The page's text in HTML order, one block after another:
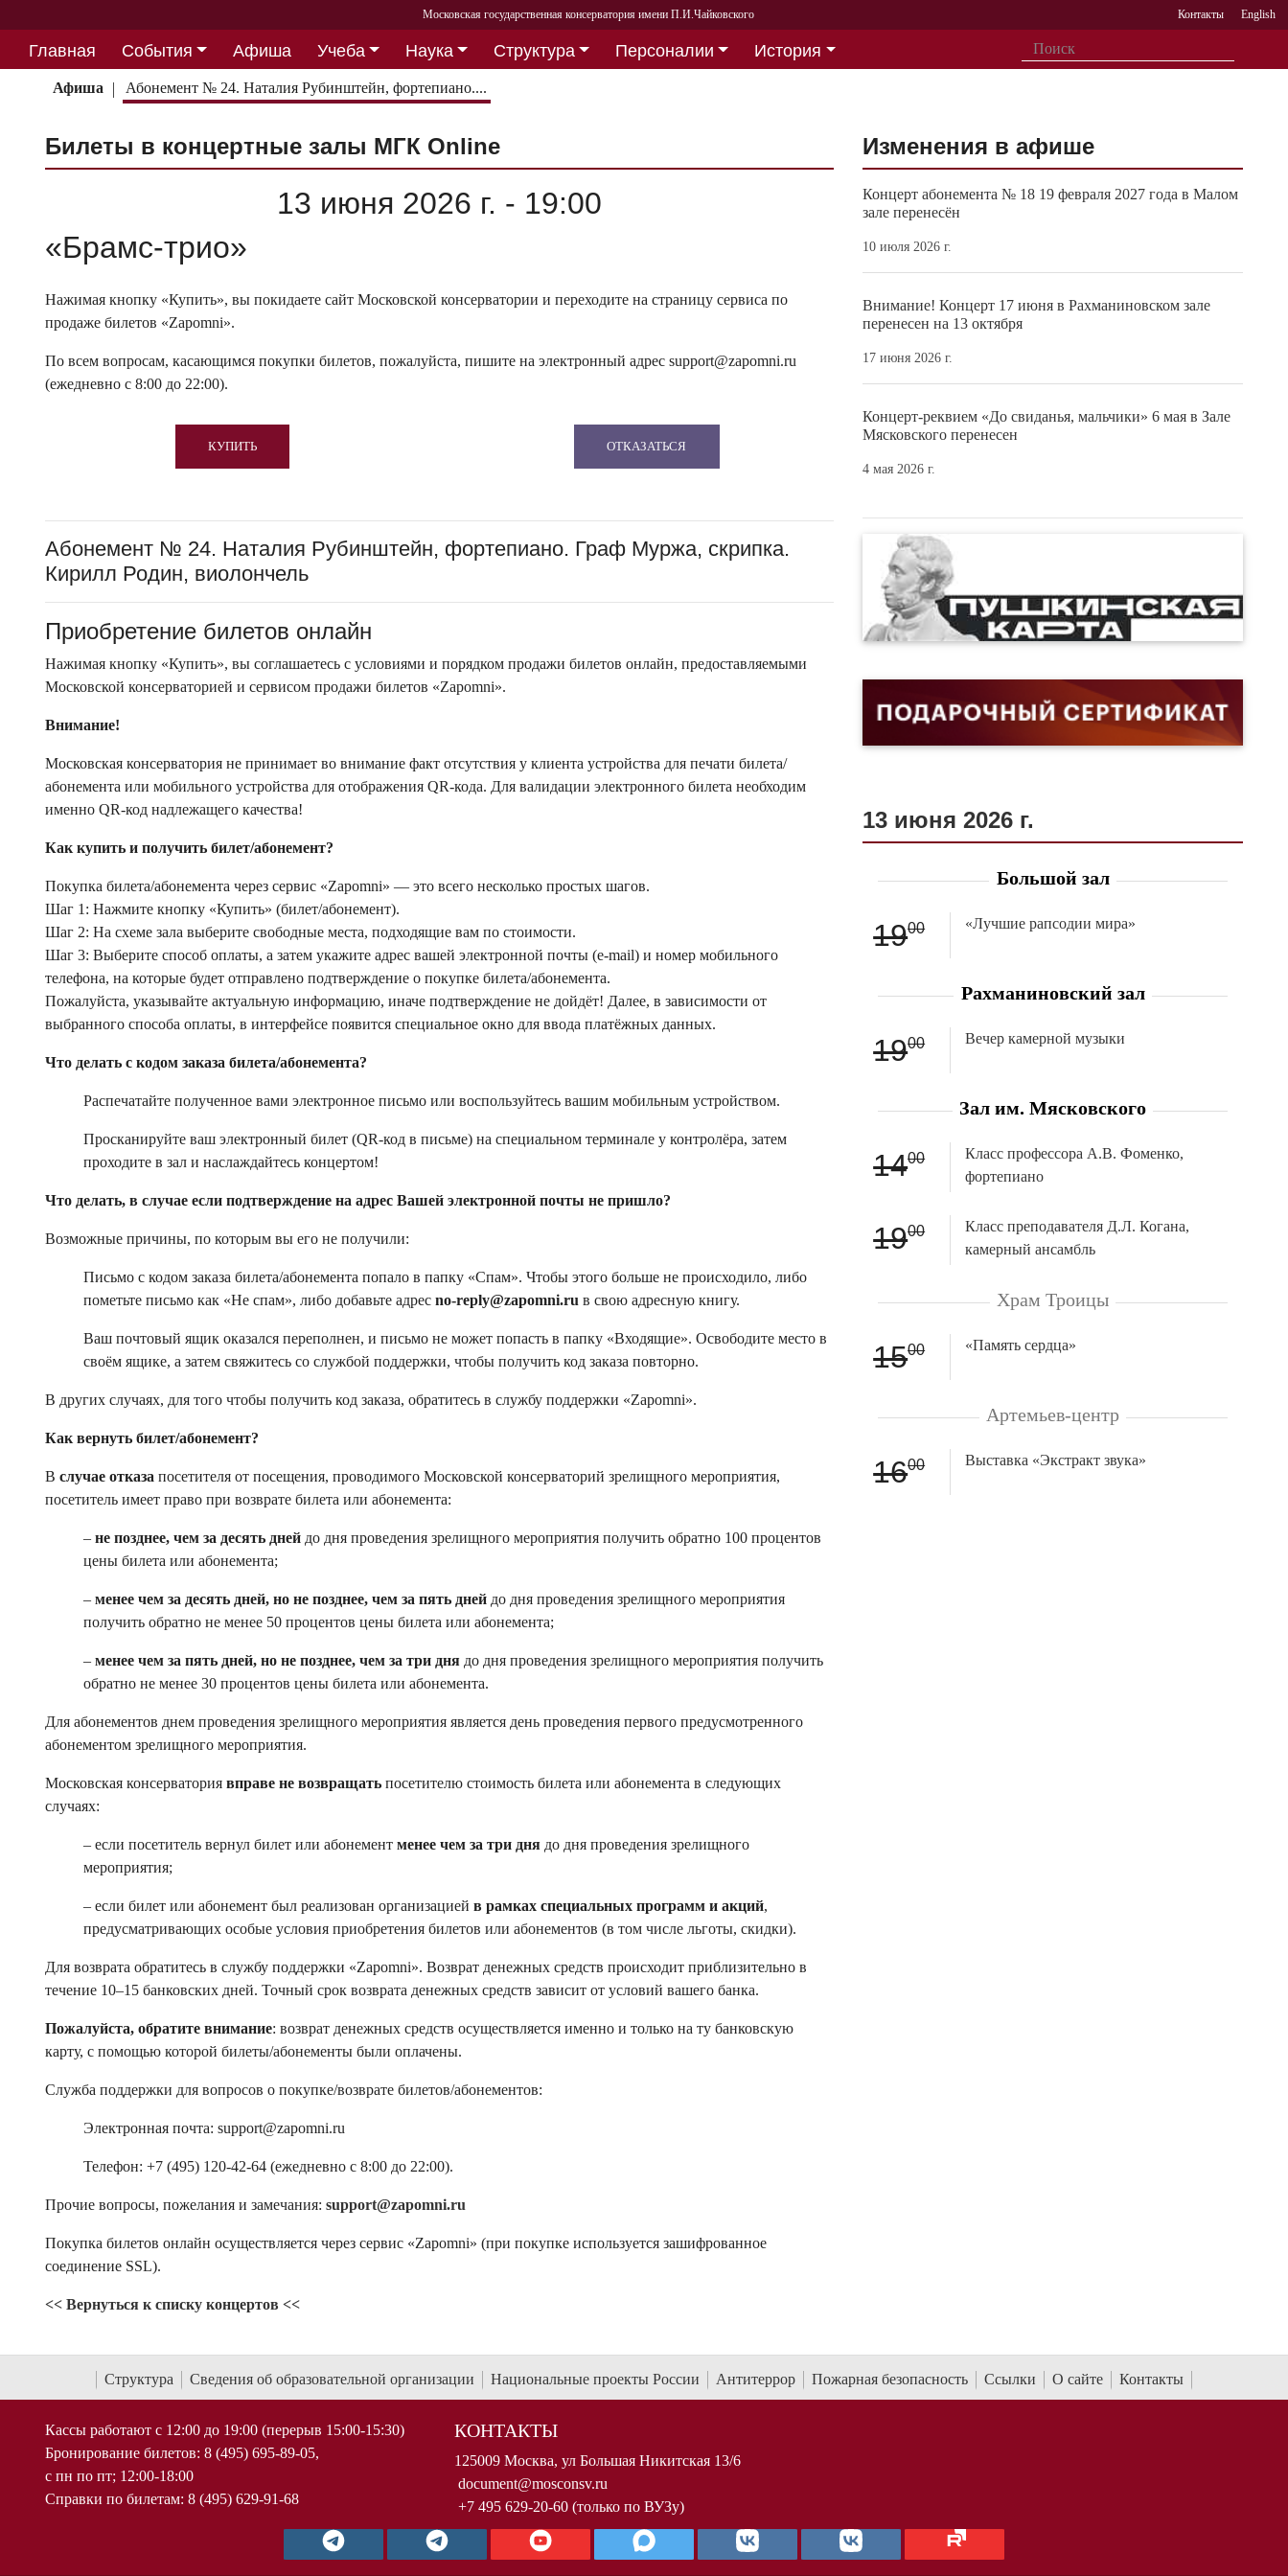
Московская государственная консерватория имени П.И.Чайковского Контакты English
Главная События Афиша Учеба Наука Структура Персоналии
История
Партнерство
Афиша Абонемент № 24. Наталия Рубинштейн, фортепиано....
Билеты в концертные залы МГК Online
13 июня 2026 г. - 19:00
«Брамс-трио»
Нажимая кнопку «Купить», вы покидаете сайт Московской консерватории и переходите на страницу сервиса по
продаже билетов «Zapomni».
По всем вопросам, касающимся покупки билетов, пожалуйста, пишите на электронный адрес support@zapomni.ru
(ежедневно с 8:00 до 22:00).
КУПИТЬ ОТКАЗАТЬСЯ
Абонемент № 24. Наталия Рубинштейн, фортепиано. Граф Муржа, скрипка.
Кирилл Родин, виолончель
Приобретение билетов онлайн
Нажимая кнопку «Купить», вы соглашаетесь с условиями и порядком продажи билетов онлайн, предоставляемыми
Московской консерваторией и сервисом продажи билетов «Zapomni».
Внимание!
Московская консерватория не принимает во внимание факт отсутствия у клиента устройства для печати билета/
абонемента или мобильного устройства для отображения QR-кода. Для валидации электронного билета необходим
именно QR-код надлежащего качества!
Как купить и получить билет/абонемент?
Покупка билета/абонемента через сервис «Zapomni» — это всего несколько простых шагов.
Шаг 1: Нажмите кнопку «Купить» (билет/абонемент).
Шаг 2: На схеме зала выберите свободные места, подходящие вам по стоимости.
Шаг 3: Выберите способ оплаты, а затем укажите адрес вашей электронной почты (e-mail) и номер мобильного
телефона, на которые будет отправлено подтверждение о покупке билета/абонемента.
Пожалуйста, указывайте актуальную информацию, иначе подтверждение не дойдёт! Далее, в зависимости от
выбранного способа оплаты, в интерфейсе появится специальное окно для ввода платёжных данных.
Что делать с кодом заказа билета/абонемента?
Распечатайте полученное вами электронное письмо или воспользуйтесь вашим мобильным устройством.
Просканируйте ваш электронный билет (QR-код в письме) на специальном терминале у контролёра, затем
проходите в зал и наслаждайтесь концертом!
Что делать, в случае если подтверждение на адрес Вашей электронной почты не пришло?
Возможные причины, по которым вы его не получили:
Письмо с кодом заказа билета/абонемента попало в папку «Спам». Чтобы этого больше не происходило, либо
пометьте письмо как «Не спам», либо добавьте адрес no-reply@zapomni.ru в свою адресную книгу.
Ваш почтовый ящик оказался переполнен, и письмо не может попасть в папку «Входящие». Освободите место в
своём ящике, а затем свяжитесь со службой поддержки, чтобы получить код заказа повторно.
В других случаях, для того чтобы получить код заказа, обратитесь в службу поддержки «Zapomni».
Как вернуть билет/абонемент?
В случае отказа посетителя от посещения, проводимого Московской консерваторий зрелищного мероприятия,
посетитель имеет право при возврате билета или абонемента:
– не позднее, чем за десять дней до дня проведения зрелищного мероприятия получить обратно 100 процентов
цены билета или абонемента;
– менее чем за десять дней, но не позднее, чем за пять дней до дня проведения зрелищного мероприятия
получить обратно не менее 50 процентов цены билета или абонемента;
– менее чем за пять дней, но не позднее, чем за три дня до дня проведения зрелищного мероприятия получить
обратно не менее 30 процентов цены билета или абонемента.
Для абонементов днем проведения зрелищного мероприятия является день проведения первого предусмотренного
абонементом зрелищного мероприятия.
Московская консерватория вправе не возвращать посетителю стоимость билета или абонемента в следующих
случаях:
– если посетитель вернул билет или абонемент менее чем за три дня до дня проведения зрелищного
мероприятия;
– если билет или абонемент был реализован организацией в рамках специальных программ и акций,
предусматривающих особые условия приобретения билетов или абонементов (в том числе льготы, скидки).
Для возврата обратитесь в службу поддержки «Zapomni». Возврат денежных средств происходит приблизительно в
течение 10–15 банковских дней. Точный срок возврата денежных средств зависит от условий вашего банка.
Пожалуйста, обратите внимание: возврат денежных средств осуществляется именно и только на ту банковскую
карту, с помощью которой билеты/абонементы были оплачены.
Служба поддержки для вопросов о покупке/возврате билетов/абонементов:
Электронная почта: support@zapomni.ru
Телефон: +7 (495) 120-42-64 (ежедневно с 8:00 до 22:00).
Прочие вопросы, пожелания и замечания: support@zapomni.ru
Покупка билетов онлайн осуществляется через сервис «Zapomni» (при покупке используется зашифрованное
соединение SSL).
<< Вернуться к списку концертов <<
Изменения в афише
Концерт абонемента № 18 19 февраля 2027 года в Малом
зале перенесён
10 июля 2026 г.
Внимание! Концерт 17 июня в Рахманиновском зале
перенесен на 13 октября
17 июня 2026 г.
Концерт-реквием «До свиданья, мальчики» 6 мая в Зале
Мясковского перенесен
4 мая 2026 г.
13 июня 2026 г.
Большой зал
1900 «Лучшие рапсодии мира»
Рахманиновский зал
1900 Вечер камерной музыки
Зал им. Мясковского
1400
Класс профессора А.В. Фоменко,
фортепиано
1900
Класс преподавателя Д.Л. Когана,
камерный ансамбль
Храм Троицы
1500 «Память сердца»
Артемьев-центр
1600 Выставка «Экстракт звука»
Структура Сведения об образовательной организации Национальные проекты России Антитеррор Пожарная безопасность Ссылки О сайте Контакты
Кассы работают с 12:00 до 19:00 (перерыв 15:00-15:30)
Бронирование билетов: 8 (495) 695-89-05,
с пн по пт; 12:00-18:00
Справки по билетам: 8 (495) 629-91-68
КОНТАКТЫ
125009 Москва, ул Большая Никитская 13/6
document@mosconsv.ru
+7 495 629-20-60 (только по ВУЗу)